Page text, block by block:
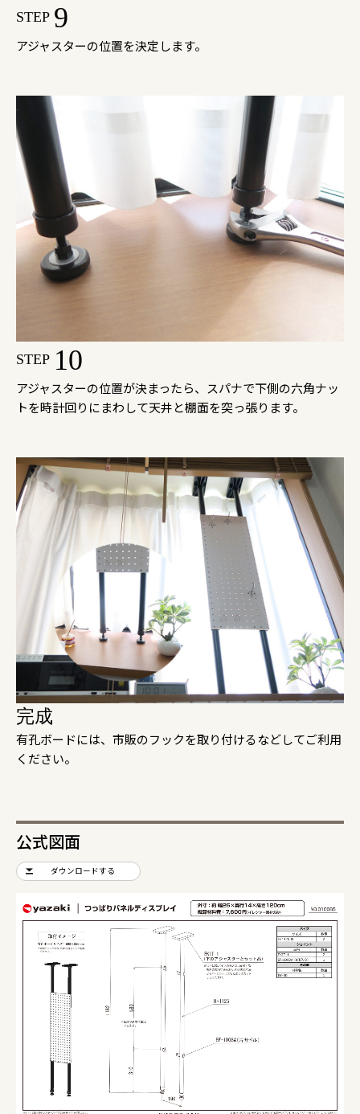
STEP 9
アジャスターの位置を決定します。
STEP 10
アジャスターの位置が決まったら、スパナで下側の六角ナッ
トを時計回りにまわして天井と棚面を突っ張ります。
完成
有孔ボードには、市販のフックを取り付けるなどしてご利用
ください。
公式図面
ダウンロードする